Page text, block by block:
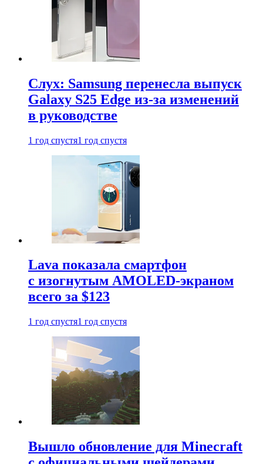
Слух: Samsung перенесла выпуск
Galaxy S25 Edge из-за изменений
в руководстве
1 год спустя1 год спустя
Lava показала смартфон
с изогнутым AMOLED-экраном
всего за $123
1 год спустя1 год спустя
Вышло обновление для Minecraft